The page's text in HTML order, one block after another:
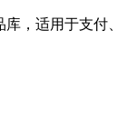
库，适用于支付、